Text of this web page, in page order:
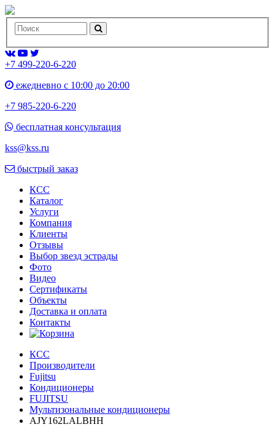
+7 499-220-6-220
ежедневно с 10:00 до 20:00
+7 985-220-6-220
бесплатная консультация
kss@kss.ru
быстрый заказ
КСС
Каталог
Услуги
Компания
Клиенты
Oтзывы
Выбор звезд эстрады
Фото
Видео
Сертификаты
Объекты
Доставка и оплата
Контакты
КСС
Производители
Fujitsu
Кондиционеры
FUJITSU
Мультизональные кондиционеры
AJY162LALBHH